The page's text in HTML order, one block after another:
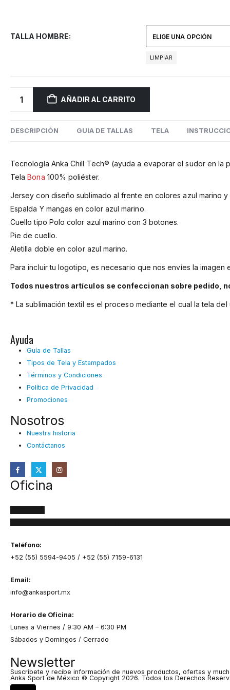
TALLA HOMBRE
LIMPIAR
AÑADIR AL CARRITO
DESCRIPCIÓN GUIA DE TALLAS TELA
Tecnología Anka Chill Tech® (ayuda a evaporar el sudor en la
TelaBona 100% poliéster.
Jersey con diseño sublimado al frente en colores azul marino y
Espalda Y mangas en color azul marino.
Cuello tipo Polo color azul marino con 3 botones.
Pie de cuello.
Aletilla doble en color azul marino.
Para incluir tu logotipo, es necesario que nos envíes la
Todos nuestros artículos se confeccionan sobre pedido,
* La sublimación textil es el proceso mediante el cual la tela
Ayuda
Guía de Tallas
Tipos de Tela y Estampados
Términos y Condiciones
Política de Privacidad
Promociones
Nosotros
Nuestra historia
Contáctanos
Oficina
Teléfono:
+52 (55) 5594-9405 / +52 (55) 7159-6131
Email:
info@ankasport.mx
Horario de Oficina:
Lunes a Viernes / 9:30 AM – 6:30 PM
Sábados y Domingos / Cerrado
Newsletter
Suscríbete y recibe información de nuevos productos, ofertas y
Anka Sport de México © Copyright 2026. Todos los Derechos